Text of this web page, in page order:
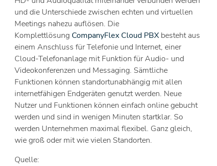
und die Unterschiede zwischen echten und virtuellen
Meetings nahezu auflösen. Die
Komplettlösung CompanyFlex Cloud PBX besteht aus
einem Anschluss für Telefonie und Internet, einer
Cloud-Telefonanlage mit Funktion für Audio- und
Videokonferenzen und Messaging. Sämtliche
Funktionen können standortunabhängig mit allen
internetfähigen Endgeräten genutzt werden. Neue
Nutzer und Funktionen können einfach online gebucht
werden und sind in wenigen Minuten startklar. So
werden Unternehmen maximal flexibel. Ganz gleich,
wie groß oder mit wie vielen Standorten.
Quelle: